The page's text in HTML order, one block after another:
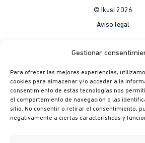
Gestionar
Para ofrecer las mejores experiencias,
cookies para almacenar y/o acceder a la
consentimiento de estas tecnologías nos
el comportamiento de navegación o las
sitio. No consentir o retirar el consentimiento,
negativamente a ciertas características y
© Ikusi 2026
Aviso legal
Política de Privacidad
México
Colombia